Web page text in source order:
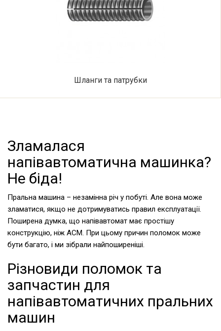
Шланги та патрубки
Зламалася
напівавтоматична машинка?
Не біда!
Пральна машина – незамінна річ у побуті. Але вона може
зламатися, якщо не дотримуватись правил експлуатації.
Поширена думка, що напівавтомат має простішу
конструкцію, ніж АСМ. При цьому причин поломок може
бути багато, і ми зібрали найпоширеніші.
Різновиди поломок та
запчастин для
напівавтоматичних пральних
машин